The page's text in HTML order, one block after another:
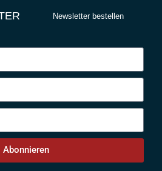
Newsletter bestellen
Abonnieren